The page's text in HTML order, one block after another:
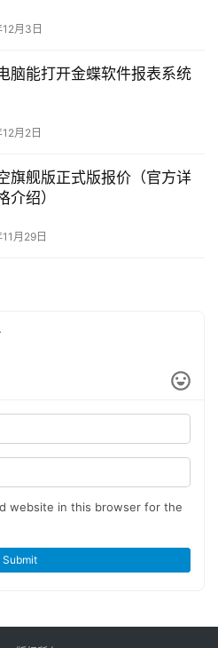
月3日
脑能打开金蝶软件报表系统
月2日
旗舰版正式版报价（官方详
介绍）
月29日
website in this browser for the
Submit